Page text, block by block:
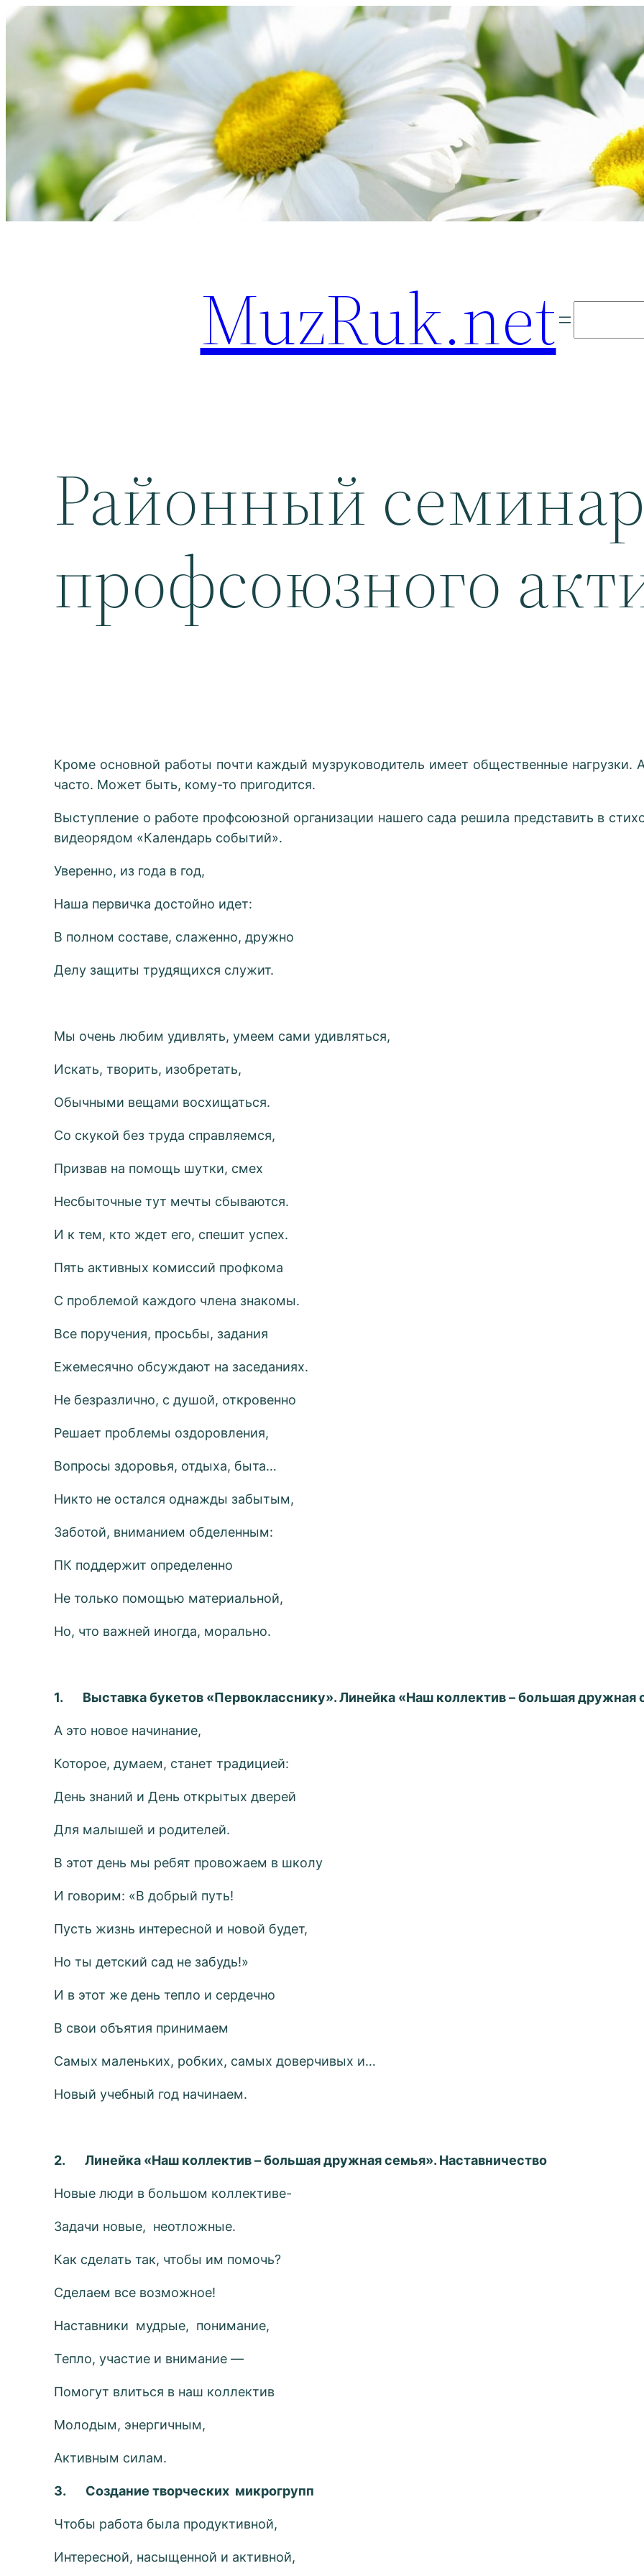
Перейти
содержимому
MuzRuk.net
Районный семинар
профсоюзного
Кроме основной работы почти каждый музруководитель имеет общественные нагрузки.
часто. Может быть, кому-то пригодится.
Выступление о работе профсоюзной организации нашего сада решила представить в
видеорядом «Календарь событий».
Уверенно, из года в год,
Наша первичка достойно идет:
В полном составе, слаженно, дружно
Делу защиты трудящихся служит.
Мы очень любим удивлять, умеем сами удивляться,
Искать, творить, изобретать,
Обычными вещами восхищаться.
Со скукой без труда справляемся,
Призвав на помощь шутки, смех
Несбыточные тут мечты сбываются.
И к тем, кто ждет его, спешит успех.
Пять активных комиссий профкома
С проблемой каждого члена знакомы.
Все поручения, просьбы, задания
Ежемесячно обсуждают на заседаниях.
Не безразлично, с душой, откровенно
Решает проблемы оздоровления,
Вопросы здоровья, отдыха, быта…
Никто не остался однажды забытым,
Заботой, вниманием обделенным:
ПК поддержит определенно
Не только помощью материальной,
Но, что важней иногда, морально.
1. Выставка букетов «Первокласснику». Линейка «Наш коллектив – большая дружная
А это новое начинание,
Которое, думаем, станет традицией:
День знаний и День открытых дверей
Для малышей и родителей.
В этот день мы ребят провожаем в школу
И говорим: «В добрый путь!
Пусть жизнь интересной и новой будет,
Но ты детский сад не забудь!»
И в этот же день тепло и сердечно
В свои объятия принимаем
Самых маленьких, робких, самых доверчивых и…
Новый учебный год начинаем.
2.Линейка «Наш коллектив – большая дружная семья». Наставничество
Новые люди в большом коллективе-
Задачи новые, неотложные.
Как сделать так, чтобы им помочь?
Сделаем все возможное!
Наставники мудрые, понимание,
Тепло, участие и внимание —
Помогут влиться в наш коллектив
Молодым, энергичным,
Активным силам.
3. Создание творческих микрогрупп
Чтобы работа была продуктивной,
Интересной, насыщенной и активной,